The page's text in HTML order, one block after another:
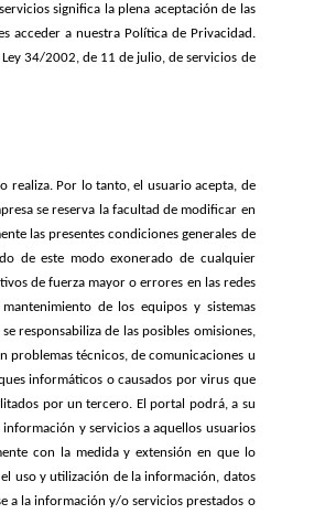
significa la plena aceptación de las
acceder a nuestra Política de Privacidad.
Ley 34/2002, de 11 de julio, de servicios de
realiza. Por lo tanto, el usuario acepta, de
se reserva la facultad de modificar en
las presentes condiciones generales de
de este modo exonerado de cualquier
de fuerza mayor o errores en las redes
de los equipos y sistemas
responsabiliza de las posibles omisiones,
problemas técnicos, de comunicaciones u
informáticos o causados por virus que
por un tercero. El portal podrá, a su
y servicios a aquellos usuarios
con la medida y extensión en que lo
uso y utilización de la información, datos
a la información y/o servicios prestados o